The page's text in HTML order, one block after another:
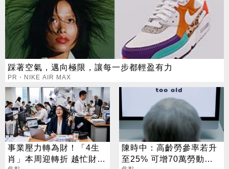
踩著空氣，邁向極限，讓每一步都輕盈有力
PR・NIKE AIR MAX
事業壓力轉為財！「4生
肖」本周迎轉折 越忙財運
陳時中：高齡勞參率若升
至25% 可增70萬勞動人